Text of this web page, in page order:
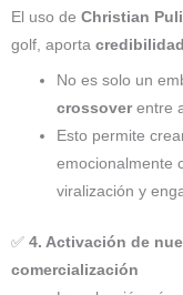
El uso de Christian
golf, aporta
No es solo un
crossoverentre
Esto permite
emocionalmente
viralización y
✅ 4. Activación de
comercialización